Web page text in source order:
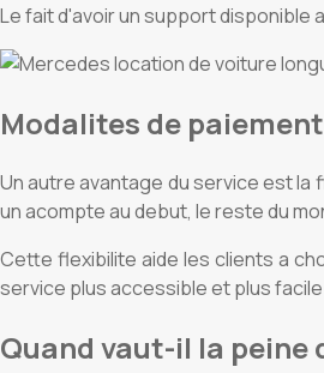
Le fait d'avoir un support
Modalites de
Un autre avantage du service est
un acompte au debut, le reste du
Cette flexibilite aide les clients a
service plus accessible et plus
Quand vaut-il la peine